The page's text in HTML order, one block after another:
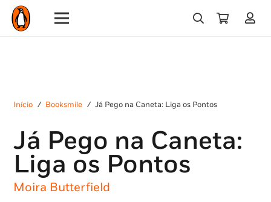
Início / Booksmile / Já Pego na Caneta: Liga os Pontos
Já Pego na Caneta:
Liga os Pontos
Moira Butterfield